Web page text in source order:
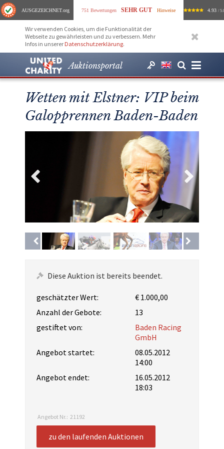
AUSGEZEICHNET.org 751 Bewertungen SEHR GUT Hinweise 4.93 /
Wir verwenden Cookies, um die Funktionalität der
Webseite zu gewährleisten und zu verbessern. Mehr
Infos in unserer Datenschutzerklärung.
Auktionsportal
Wetten mit Elstner: VIP beim
Galopprennen Baden-Baden
Diese Auktion ist bereits beendet.
geschätzter Wert:
€ 1.000,00
Anzahl der Gebote:
13
gestiftet von:
Baden Racing
GmbH
Angebot startet:
08.05.2012
14:00
Angebot endet:
16.05.2012
18:03
Angebot Nr.: 21192
zu den laufenden Auktionen